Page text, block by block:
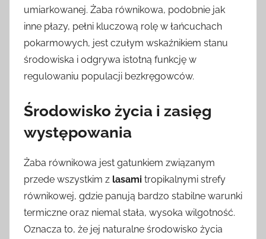
umiarkowanej. Żaba równikowa, podobnie jak
inne płazy, pełni kluczową rolę w łańcuchach
pokarmowych, jest czułym wskaźnikiem stanu
środowiska i odgrywa istotną funkcję w
regulowaniu populacji bezkręgowców.
Środowisko życia i zasięg
występowania
Żaba równikowa jest gatunkiem związanym
przede wszystkim z lasami tropikalnymi strefy
równikowej, gdzie panują bardzo stabilne warunki
termiczne oraz niemal stała, wysoka wilgotność.
Oznacza to, że jej naturalne środowisko życia